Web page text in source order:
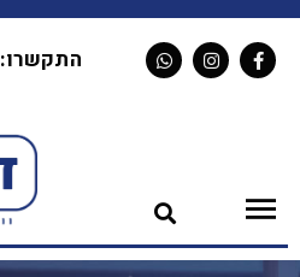
לתוכן
התקשרו: 077-2308708